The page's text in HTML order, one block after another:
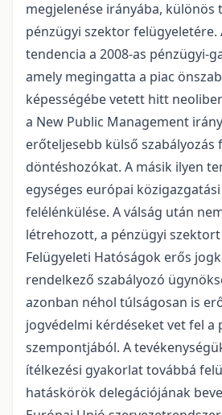
megjelenése irányába, különös
pénzügyi szektor felügyeletére.
tendencia a 2008-as pénzügyi-
amely megingatta a piac
képességébe vetett hitt
a New Public Management
erőteljesebb külső szabályozás
döntéshozókat. A másik ilyen
egységes európai
felélénkülése. A válság után
létrehozott, a pénzügyi
Felügyeleti Hatóságok erős
rendelkező szabályozó
azonban néhol túlságosan is
jogvédelmi kérdéseket vet fel a
szempontjából. A
ítélkezési gyakorlat továbbá
hatáskörök delegációjának